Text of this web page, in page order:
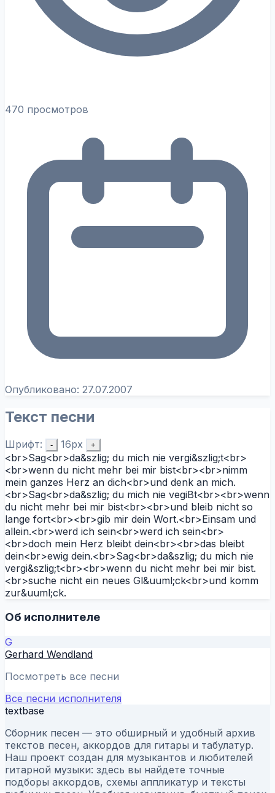
470 просмотров
Опубликовано: 27.07.2007
Текст песни
Шрифт: - 16px +
<br>Sag<br>da&szlig; du mich nie vergi&szlig;t<br>
<br>wenn du nicht mehr bei mir bist<br><br>nimm
mein ganzes Herz an dich<br>und denk an mich.
<br>Sag<br>da&szlig; du mich nie vegiBt<br><br>wenn
du nicht mehr bei mir bist<br><br>und bleib nicht so
lange fort<br><br>gib mir dein Wort.<br>Einsam und
allein.<br>werd ich sein<br>werd ich sein<br>
<br>doch mein Herz bleibt dein<br><br>das bleibt
dein<br>ewig dein.<br>Sag<br>da&szlig; du mich nie
vergi&szlig;t<br><br>wenn du nicht mehr bei mir bist.
<br>suche nicht ein neues Gl&uuml;ck<br>und komm
zur&uuml;ck.
Об исполнителе
G
Gerhard Wendland
Посмотреть все песни
Все песни исполнителя
textbase
Сборник песен — это обширный и удобный архив
текстов песен, аккордов для гитары и табулатур.
Наш проект создан для музыкантов и любителей
гитарной музыки: здесь вы найдете точные
подборы аккордов, схемы аппликатур и тексты